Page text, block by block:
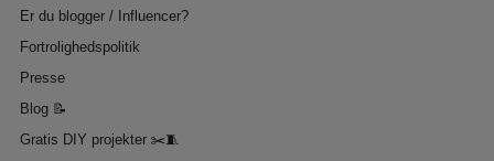
Er du blogger / Influencer?
Fortrolighedspolitik
Presse
Blog 📝
Gratis DIY projekter ✂️🧵